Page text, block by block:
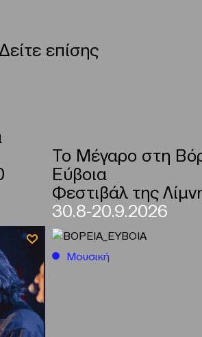
Δείτε επίσης
Το Μέγαρο στη
Εύβοια
Φεστιβάλ της
30.8-20.9.2026
Μουσική